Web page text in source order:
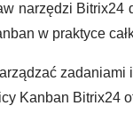
narzędzi
w praktyce
Kanban Bitrix24